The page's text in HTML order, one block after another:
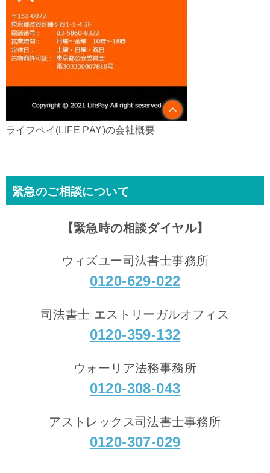
ライフペイ(LIFE PAY)の会社概要
緊急のご相談について
【緊急時の相談ダイヤル】
ウィズユー司法書士事務所
0120-629-022
司法書士 エストリーガルオフィス
0120-359-132
ウォーリア法務事務所
0120-308-043
アストレックス司法書士事務所
0120-307-029